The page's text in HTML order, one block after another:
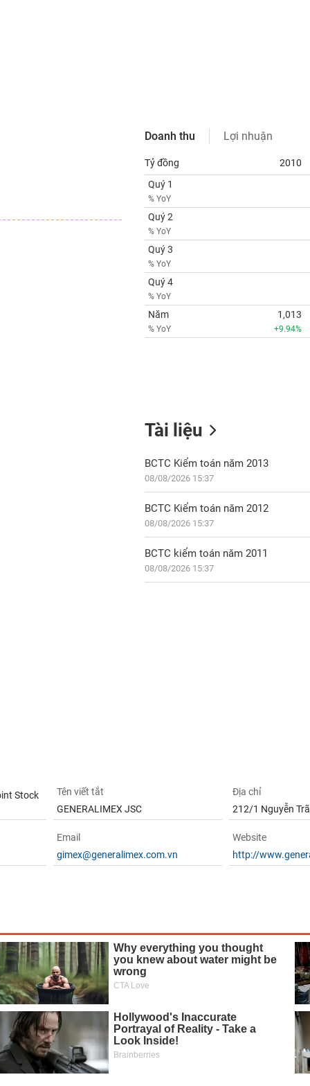
Doanh thu Lợi nhuận
Tỷ đồng
2010
Quý 1
% YoY
Quý 2
% YoY
Quý 3
% YoY
Quý 4
% YoY
Năm
% YoY
1,013
+9.94%
Tài liệu
BCTC Kiểm toán năm 2013
08/08/2026 15:37
BCTC Kiểm toán năm 2012
08/08/2026 15:37
BCTC kiểm toán năm 2011
08/08/2026 15:37
Stock
Tên viết tắt
GENERALIMEX JSC
Địa chỉ
212/1 Nguyễn
Email
gimex@generalimex.com.vn
Website
http://